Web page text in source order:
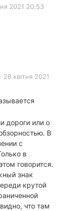
2021 20:53
28 квітня 2021
дороги или о
В
с
в
говорится.
знак
крутой
что там